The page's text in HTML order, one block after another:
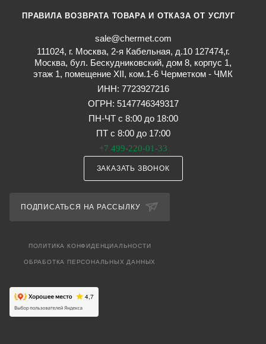
ПРАВИЛА ВОЗВРАТА ТОВАРА И ОТКАЗА ОТ УСЛУГ
sale@chermet.com
111024, г. Москва, 2-я Кабельная, д.10 127474,г.
Москва, бул. Бескудниковский, дом 8, корпус 1,
этаж 1, помещение XII, ком.1-6 Черметком - ЧМК
ИНН: 7723927216
ОГРН: 5147746349317
ПН-ЧТ с 8:00 до 18:00
ПТ с 8:00 до 17:00
+7 499-220-01-33
ЗАКАЗАТЬ ЗВОНОК
ПОДПИСАТЬСЯ НА РАССЫЛКУ
ПОЛИТИКА КОНФИДЕНЦИАЛЬНОСТИ
ОБРАБОТКА ПЕРСОНАЛЬНЫХ ДАННЫХ